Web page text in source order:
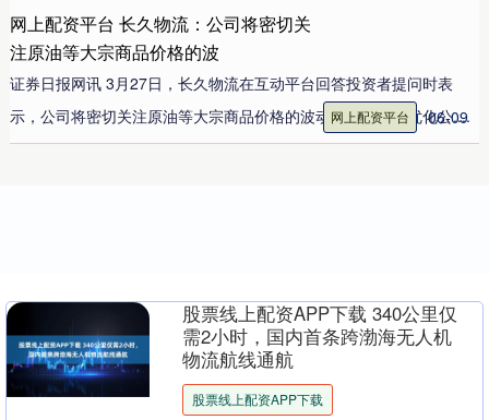
网上配资平台 长久物流：公司将密切关
注原油等大宗商品价格的波
证券日报网讯 3月27日，长久物流在互动平台回答投资者提问时表
示，公司将密切关注原油等大宗商品价格的波动情况，持续优化公....
06-09
网上配资平台
股票线上配资APP下载 340公里仅
需2小时，国内首条跨渤海无人机
物流航线通航
股票线上配资APP下载